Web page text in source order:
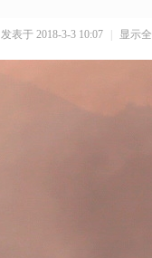
发表于 2018-3-3 10:07 显示